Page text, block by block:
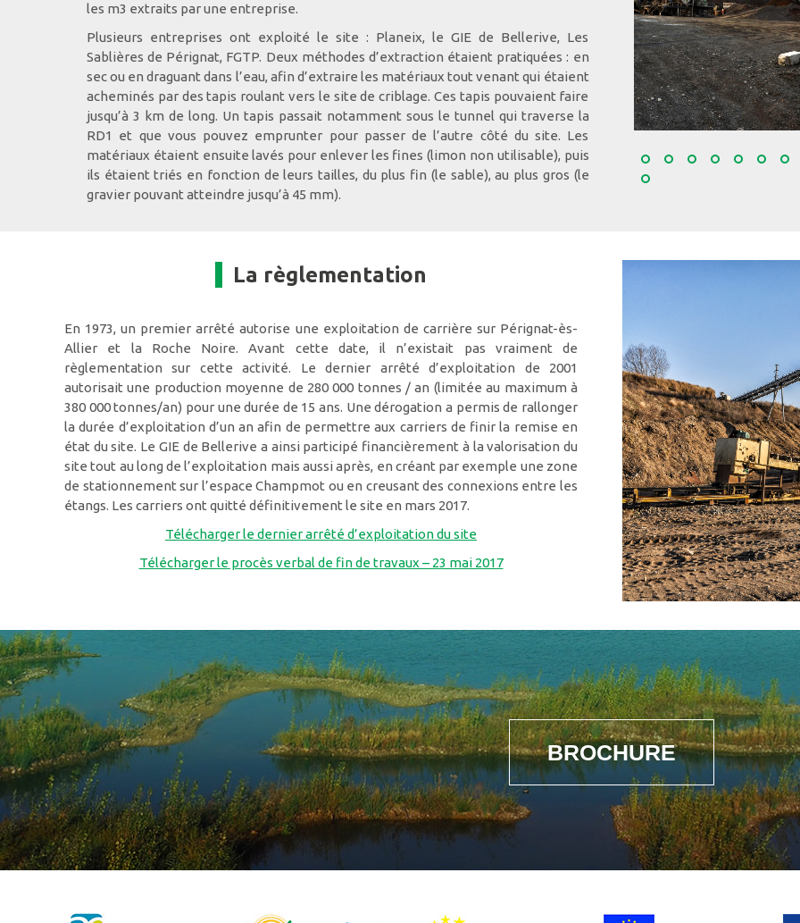
les m3 extraits par une entreprise.
Plusieurs entreprises ont exploité le site : Planeix, le GIE de Bellerive, Les
Sablières de Pérignat, FGTP. Deux méthodes d’extraction étaient pratiquées : en
sec ou en draguant dans l’eau, afin d’extraire les matériaux tout venant qui étaient
acheminés par des tapis roulant vers le site de criblage. Ces tapis pouvaient faire
jusqu’à 3 km de long. Un tapis passait notamment sous le tunnel qui traverse la
RD1 et que vous pouvez emprunter pour passer de l’autre côté du site. Les
matériaux étaient ensuite lavés pour enlever les fines (limon non utilisable), puis
ils étaient triés en fonction de leurs tailles, du plus fin (le sable), au plus gros (le
gravier pouvant atteindre jusqu’à 45 mm).
La règlementation
En 1973, un premier arrêté autorise une exploitation de carrière sur Pérignat-ès-
Allier et la Roche Noire. Avant cette date, il n’existait pas vraiment de
règlementation sur cette activité. Le dernier arrêté d’exploitation de 2001
autorisait une production moyenne de 280 000 tonnes / an (limitée au maximum à
380 000 tonnes/an) pour une durée de 15 ans. Une dérogation a permis de rallonger
la durée d’exploitation d’un an afin de permettre aux carriers de finir la remise en
état du site. Le GIE de Bellerive a ainsi participé financièrement à la valorisation du
site tout au long de l’exploitation mais aussi après, en créant par exemple une zone
de stationnement sur l’espace Champmot ou en creusant des connexions entre les
étangs. Les carriers ont quitté définitivement le site en mars 2017.
Télécharger le dernier arrêté d’exploitation du site
Télécharger le procès verbal de fin de travaux – 23 mai 2017
BROCHURE